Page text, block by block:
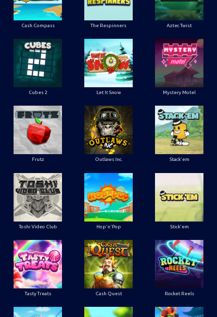
Cash Compass The Respinners Aztec Twist
Cubes 2 Let It Snow Mystery Motel
Frutz Outlaws Inc. Stack'em
Toshi Video Club Hop'n'Pop Stick'em
Tasty Treats Cash Quest Rocket Reels